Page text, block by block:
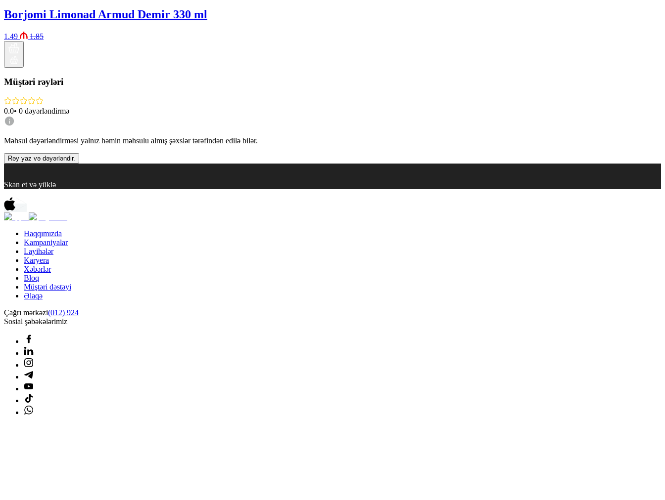
Borjomi Limonad Armud Demir 330 ml
1.49 1.85
Müştəri rəyləri
0.0• 0 dəyərləndirmə
Məhsul dəyərləndirməsi yalnız həmin məhsulu almış şəxslər tərəfindən edilə bilər.
Rəy yaz və dəyərləndir.
Skan et və yüklə
Haqqımızda
Kampaniyalar
Layihələr
Karyera
Xəbərlər
Bloq
Müştəri dəstəyi
Əlaqə
Çağrı mərkəzi(012) 924
Sosial şəbəkələrimiz